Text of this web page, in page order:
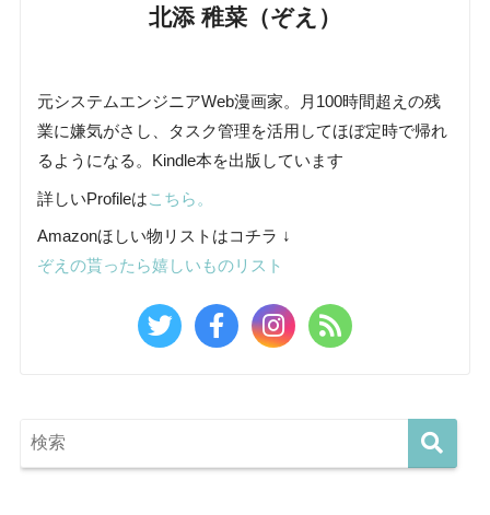
北添 稚菜（ぞえ）
元システムエンジニアWeb漫画家。月100時間超えの残
業に嫌気がさし、タスク管理を活用してほぼ定時で帰れ
るようになる。Kindle本を出版しています
詳しいProfileはこちら。
Amazonほしい物リストはコチラ ↓
ぞえの貰ったら嬉しいものリスト